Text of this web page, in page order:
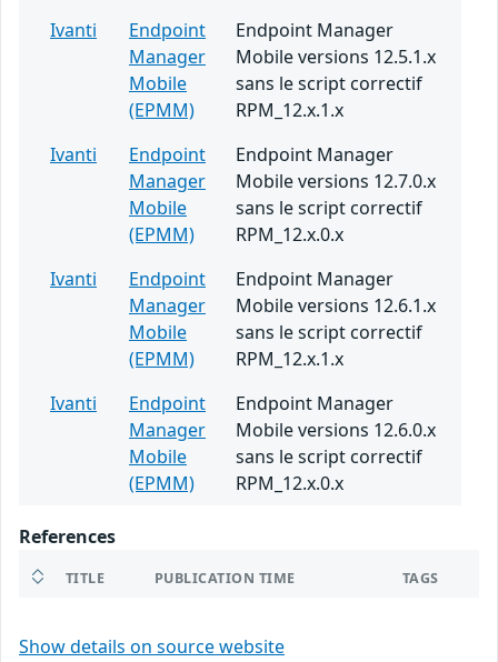
Ivanti
Endpoint
Manager
Mobile
(EPMM)
Endpoint Manager
Mobile versions 12.5.1.x
sans le script correctif
RPM_12.x.1.x
Ivanti
Endpoint
Manager
Mobile
(EPMM)
Endpoint Manager
Mobile versions 12.7.0.x
sans le script correctif
RPM_12.x.0.x
Ivanti
Endpoint
Manager
Mobile
(EPMM)
Endpoint Manager
Mobile versions 12.6.1.x
sans le script correctif
RPM_12.x.1.x
Ivanti
Endpoint
Manager
Mobile
(EPMM)
Endpoint Manager
Mobile versions 12.6.0.x
sans le script correctif
RPM_12.x.0.x
References
TITLE PUBLICATION TIME TAGS
Show details on source website